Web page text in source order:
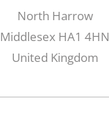
North Harrow
Middlesex HA1 4HN
United Kingdom